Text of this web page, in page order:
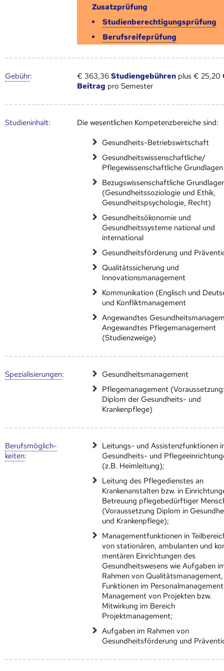
Zusatzprüfung
Studienberechtigungsprüfung
Berufsreifeprüfung
Gebühr: € 363,36Studiengebühren plus € 25,20
Beitrag pro Semester
Studien­inhalt:
Die wesentlichen Kompetenzbereiche sind:
Gesundheits-Betriebswirtschaft
Gesundheitswissenschaftliche/
Pflegewissenschaftliche Grundlagen
Bezugswissenschaftliche
(Gesundheitssoziologie und Ethik,
Gesundheitspsychologie, Recht)
Gesundheitsökonomie und
Gesundheitssysteme national und
international
Gesundheitsförderung und
Qualitätssicherung und
Innovationsmanagement
Kommunikation (Englisch und
und Konfliktmanagement
Angewandtes
Angewandtes Pflegemanagement
(Studienzweige)
Speziali­sierungen:
Gesundheitsmanagement
Pflegemanagement
Diplom der Gesundheits- und
Krankenpflege)
Berufs­möglich­
keiten:
Leitungs- und Assistenzfunktionen
Gesundheits- und
(z.B. Heimleitung);
Leitung des Pflegedienstes an
Krankenanstalten bzw. in
Betreuung pflegebedürftiger
(Voraussetzung Diplom in
und Krankenpflege);
Managementfunktionen in
von stationären, ambulanten und
mentären Einrichtungen des
Gesundheitswesens wie Aufgaben
Rahmen von Qualitätsmanagement,
Funktionen im
Management von Projekten bzw.
Mitwirkung im Bereich
Projektmanagement;
Aufgaben im Rahmen von
Gesundheitsförderung und